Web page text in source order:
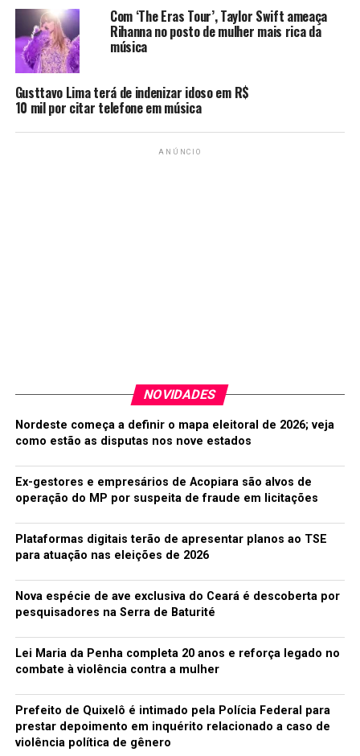
A votação do People’s Choice Awards acontece através
do site PeoplesChoice.com, onde os fãs determinam
inclusive as categorias que serão premiadas
anualmente.
ARTISTA MASCULINO FAVORITO
Beyoncé
Iggy Azalea
Katy Perry
Sia
Taylor Swift
Coldplay
Imagine Dragons
Maroon 5
One Direction
OneRepublic
Com ‘The Eras Tour’, Taylor Swift ameaça
Rihanna no posto de mulher mais rica da
música
Gusttavo Lima terá de indenizar idoso em R$
10 mil por citar telefone em música
ANÚNCIO
NOVIDADES
Nordeste começa a definir o mapa eleitoral de 2026; veja
como estão as disputas nos nove estados
Ex-gestores e empresários de Acopiara são alvos de
operação do MP por suspeita de fraude em licitações
Plataformas digitais terão de apresentar planos ao TSE
para atuação nas eleições de 2026
Nova espécie de ave exclusiva do Ceará é descoberta por
pesquisadores na Serra de Baturité
Lei Maria da Penha completa 20 anos e reforça legado no
combate à violência contra a mulher
Prefeito de Quixelô é intimado pela Polícia Federal para
prestar depoimento em inquérito relacionado a caso de
violência política de gênero